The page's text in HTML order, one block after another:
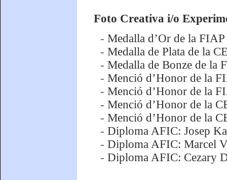
Foto Creativa i/o
- Medalla d’Or de la
- Medalla de Plata de la
- Medalla de Bonze de la
- Menció d’Honor de la
- Menció d’Honor de la
- Menció d’Honor de la
- Menció d’Honor de la
- Diploma AFIC: Josep
- Diploma AFIC: Marcel
- Diploma AFIC: Cezary